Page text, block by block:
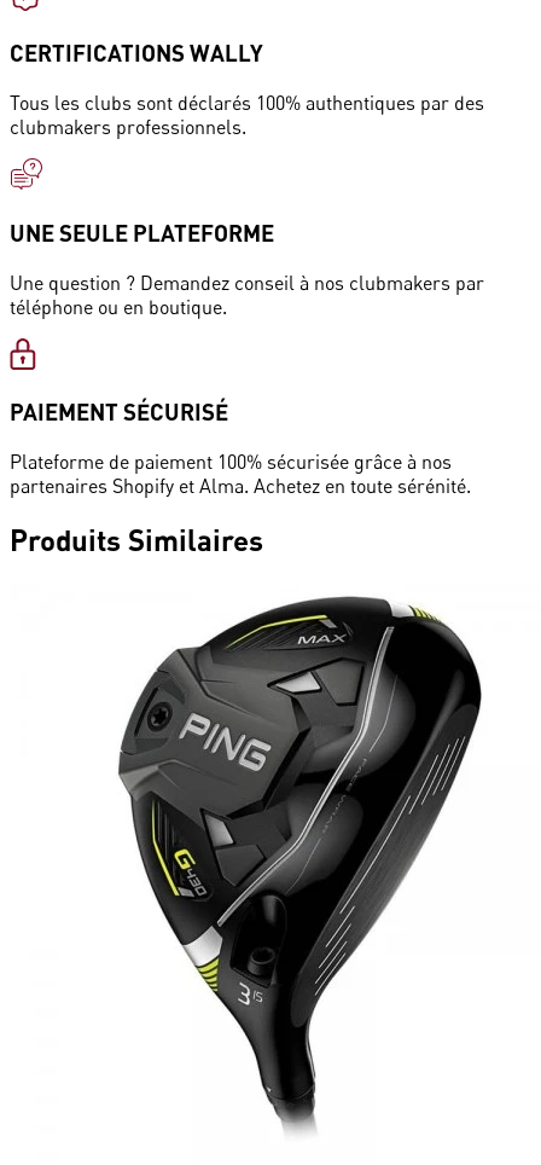
CERTIFICATIONS WALLY
Tous les clubs sont déclarés 100% authentiques par des
clubmakers professionnels.
UNE SEULE PLATEFORME
Une question ? Demandez conseil à nos clubmakers par
téléphone ou en boutique.
PAIEMENT SÉCURISÉ
Plateforme de paiement 100% sécurisée grâce à nos
partenaires Shopify et Alma. Achetez en toute sérénité.
Produits Similaires